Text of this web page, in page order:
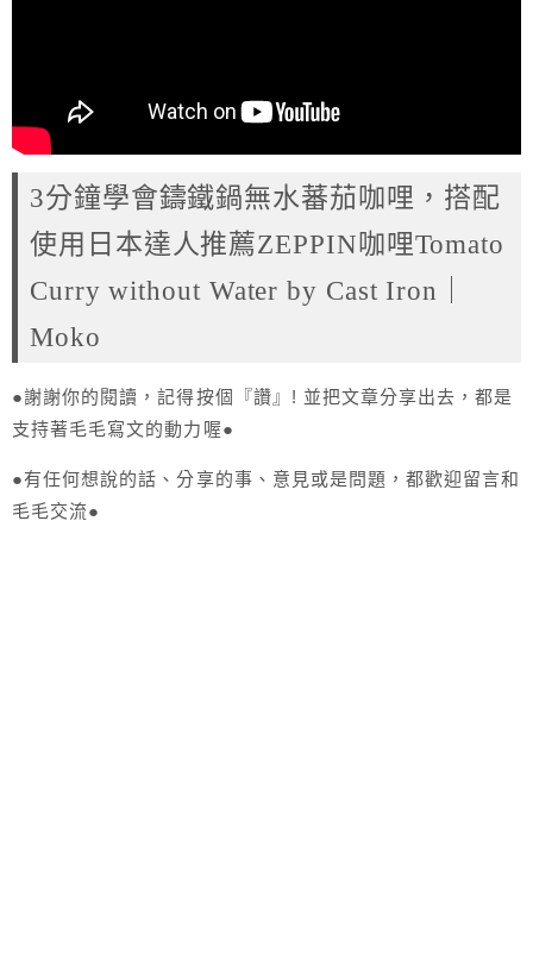
3分鐘學會鑄鐵鍋無水蕃茄咖哩，搭配
使用日本達人推薦ZEPPIN咖哩Tomato
Curry without Water by Cast Iron｜
Moko
●謝謝你的閱讀，記得按個『讚』! 並把文章分享出去，都是
支持著毛毛寫文的動力喔●
●有任何想說的話、分享的事、意見或是問題，都歡迎留言和
毛毛交流●